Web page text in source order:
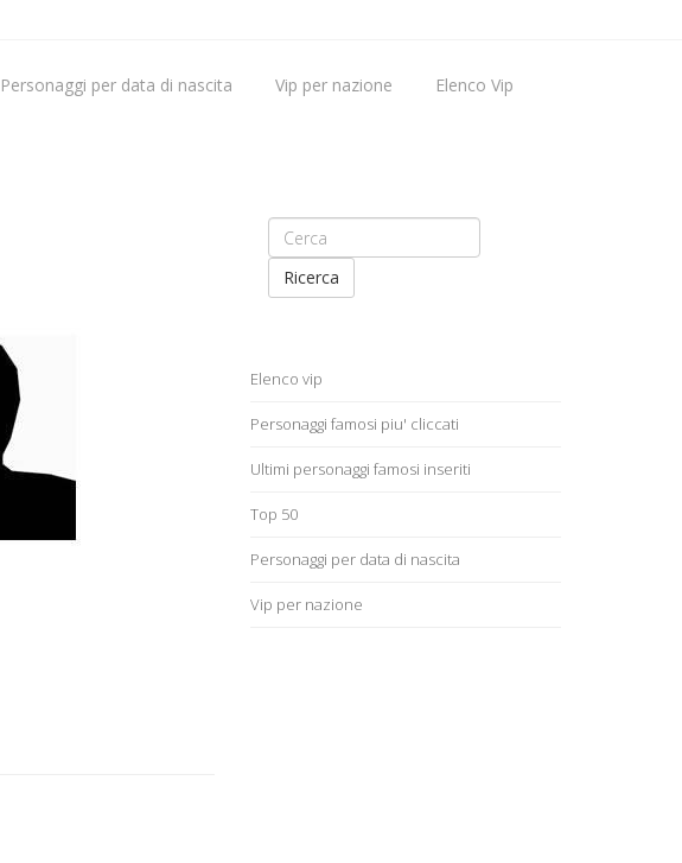
Personaggi per data di nascita Vip per nazione Elenco Vip
Vip nati oggi
Ricerca
Elenco vip
Personaggi famosi piu' cliccati
Ultimi personaggi famosi inseriti
Top 50
Personaggi per data di nascita
Vip per nazione